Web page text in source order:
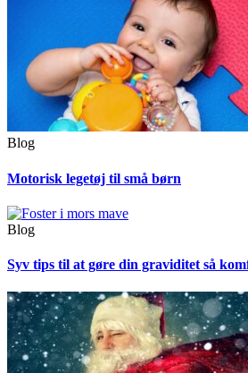
Blog
Motorisk legetøj til små børn
Blog
Syv tips til at gøre din graviditet så